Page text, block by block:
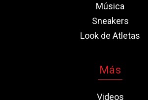
Música
Sneakers
Look de Atletas
Más
Videos